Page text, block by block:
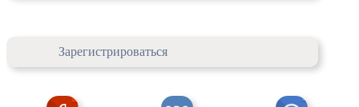
Зарегистрироваться